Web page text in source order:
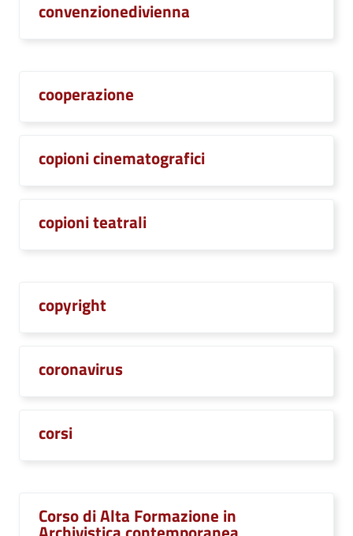
convenzionedivienna
cooperazione
copioni cinematografici
copioni teatrali
copyright
coronavirus
corsi
Corso di Alta Formazione in